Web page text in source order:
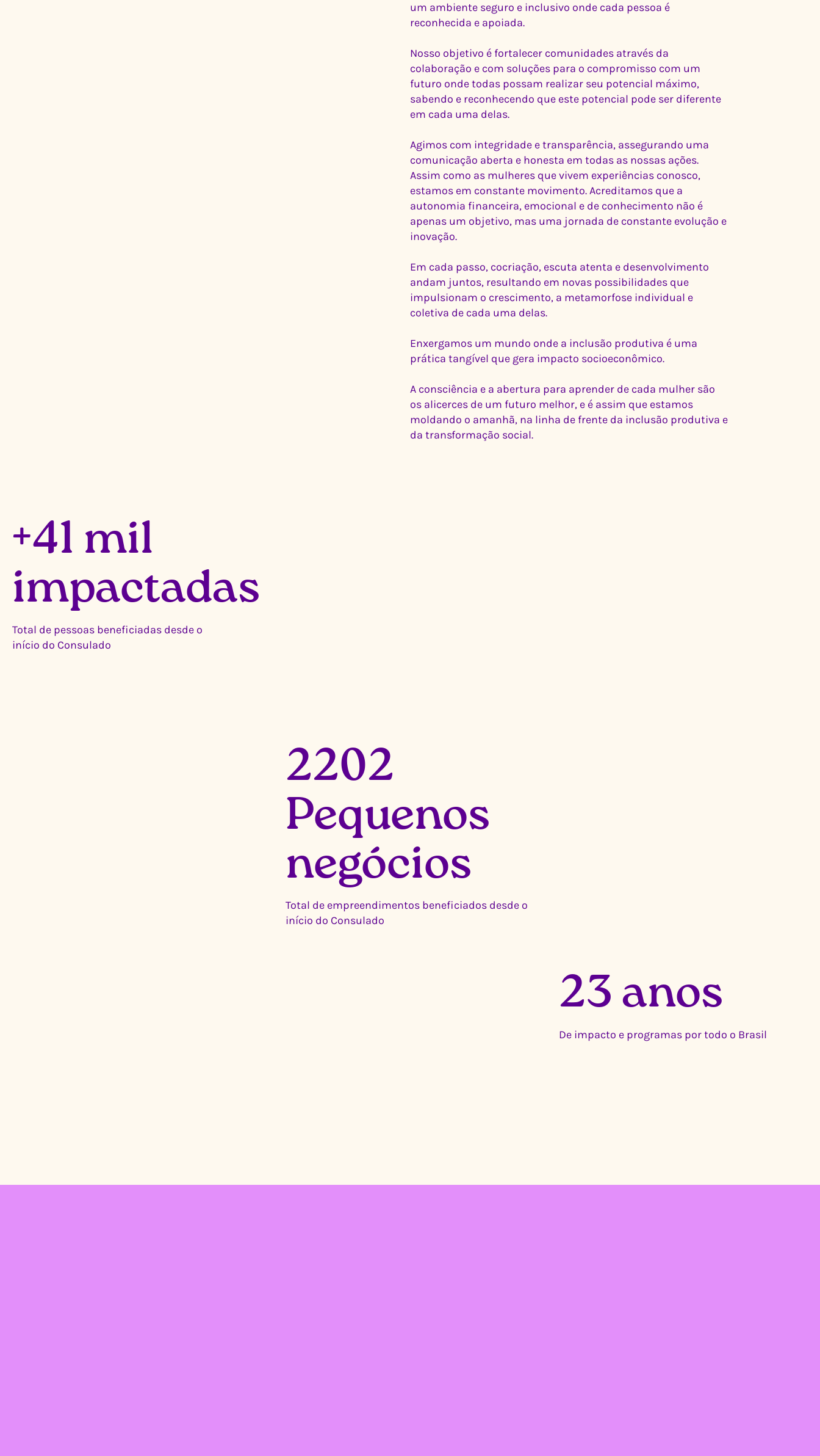
um ambiente seguro e inclusivo onde cada pessoa é
reconhecida e apoiada.
Nosso objetivo é fortalecer comunidades através da
colaboração e com soluções para o compromisso com um
futuro onde todas possam realizar seu potencial máximo,
sabendo e reconhecendo que este potencial pode ser diferente
em cada uma delas.
Agimos com integridade e transparência, assegurando uma
comunicação aberta e honesta em todas as nossas ações.
Assim como as mulheres que vivem experiências conosco,
estamos em constante movimento. Acreditamos que a
autonomia financeira, emocional e de conhecimento não é
apenas um objetivo, mas uma jornada de constante evolução e
inovação.
Em cada passo, cocriação, escuta atenta e desenvolvimento
andam juntos, resultando em novas possibilidades que
impulsionam o crescimento, a metamorfose individual e
coletiva de cada uma delas.
Enxergamos um mundo onde a inclusão produtiva é uma
prática tangível que gera impacto socioeconômico.
A consciência e a abertura para aprender de cada mulher são
os alicerces de um futuro melhor, e é assim que estamos
moldando o amanhã, na linha de frente da inclusão produtiva e
da transformação social.
+41 mil
impactadas
Total de pessoas beneficiadas desde o
início do Consulado
2202
Pequenos
negócios
Total de empreendimentos beneficiados desde o
início do Consulado
23 anos
De impacto e programas por todo o Brasil